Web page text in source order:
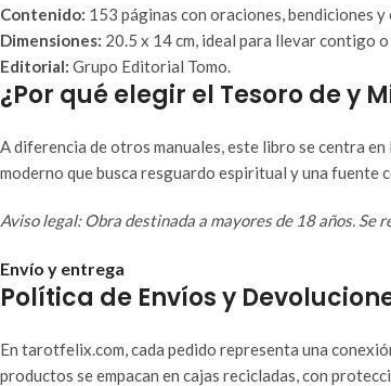
Contenido: 153 páginas con oraciones, bendiciones y
Dimensiones: 20.5 x 14 cm, ideal para llevar contigo
Editorial: Grupo Editorial Tomo.
¿Por qué elegir el Tesoro de y
A diferencia de otros manuales, este libro se centra en
moderno que busca resguardo espiritual y una fuente
Aviso legal: Obra destinada a mayores de 18 años. Se
Envío y entrega
Política de Envíos y
En tarotfelix.com, cada pedido representa una
productos se empacan en cajas recicladas, con